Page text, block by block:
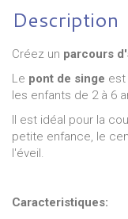
Description
Créez un parcours
Le pont de singe est
les enfants de 2 à 6
Il est idéal pour la
petite enfance, le
l'éveil.
Caracteristiques: